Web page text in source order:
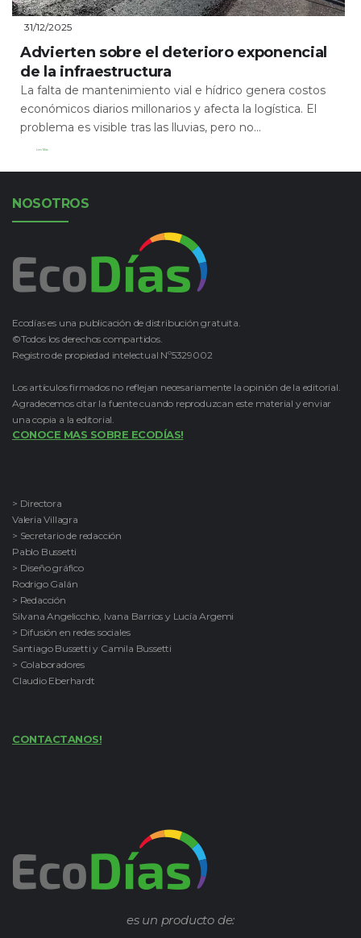
31/12/2025
Advierten sobre el deterioro exponencial
de la infraestructura
La falta de mantenimiento vial e hídrico genera costos
económicos diarios millonarios y afecta la logística. El
problema es visible tras las lluvias, pero no...
Leer Más
NOSOTROS
Ecodías es una publicación de distribución gratuita.
©Todos los derechos compartidos.
Registro de propiedad intelectual Nº5329002
Los artículos firmados no reflejan necesariamente la opinión de la editorial.
Agradecemos citar la fuente cuando reproduzcan este material y enviar
una copia a la editorial.
CONOCE MAS SOBRE ECODÍAS!
> Directora
Valeria Villagra
> Secretario de redacción
Pablo Bussetti
> Diseño gráfico
Rodrigo Galán
> Redacción
Silvana Angelicchio, Ivana Barrios y Lucía Argemi
> Difusión en redes sociales
Santiago Bussetti y Camila Bussetti
> Colaboradores
Claudio Eberhardt
CONTACTANOS!
es un producto de: